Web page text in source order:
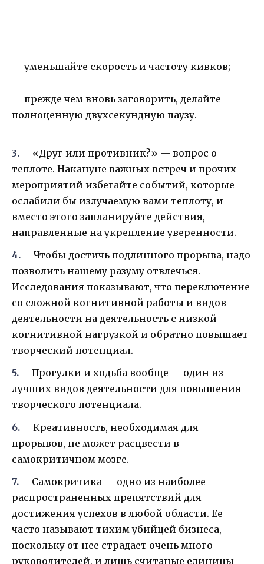
— уменьшайте скорость и частоту кивков;
— прежде чем вновь заговорить, делайте
полноценную двухсекундную паузу.
«Друг или противник?» — вопрос о
теплоте. Накануне важных встреч и прочих
мероприятий избегайте событий, которые
ослабили бы излучаемую вами теплоту, и
вместо этого запланируйте действия,
направленные на укрепление уверенности.
Чтобы достичь подлинного прорыва, надо
позволить нашему разуму отвлечься.
Исследования показывают, что переключение
со сложной когнитивной работы и видов
деятельности на деятельность с низкой
когнитивной нагрузкой и обратно повышает
творческий потенциал.
Прогулки и ходьба вообще — один из
лучших видов деятельности для повышения
творческого потенциала.
Креативность, необходимая для
прорывов, не может расцвести в
самокритичном мозге.
Самокритика — одно из наиболее
распространенных препятствий для
достижения успехов в любой области. Ее
часто называют тихим убийцей бизнеса,
поскольку от нее страдает очень много
руководителей, и лишь считаные единицы